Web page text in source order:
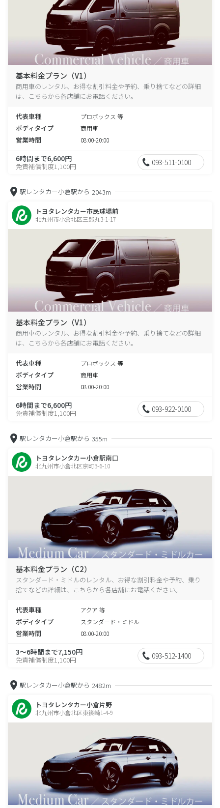
基本料金プラン（V1）
商用車のレンタル、お得な割引料金や予約、乗り捨てなどの詳細
は、こちらから各店舗にお電話ください。
代表車種 プロボックス 等
ボディタイプ 商用車
営業時間 08:00-20:00
6時間まで6,600円
免責補償制度1,100円 093-511-0100
駅レンタカー小倉駅から 2043m
トヨタレンタカー市民球場前
北九州市小倉北区三郎丸3-1-17
基本料金プラン（V1）
商用車のレンタル、お得な割引料金や予約、乗り捨てなどの詳細
は、こちらから各店舗にお電話ください。
代表車種 プロボックス 等
ボディタイプ 商用車
営業時間 08:00-20:00
6時間まで6,600円
免責補償制度1,100円 093-922-0100
駅レンタカー小倉駅から 355m
トヨタレンタカー小倉駅南口
北九州市小倉北区京町3-6-10
基本料金プラン（C2）
スタンダード・ミドルのレンタル、お得な割引料金や予約、乗り
捨てなどの詳細は、こちらから各店舗にお電話ください。
代表車種 アクア 等
ボディタイプ スタンダード・ミドル
営業時間 08:00-20:00
3～6時間まで7,150円
免責補償制度1,100円 093-512-1400
駅レンタカー小倉駅から 2482m
トヨタレンタカー小倉片野
北九州市小倉北区東篠崎1-4-9